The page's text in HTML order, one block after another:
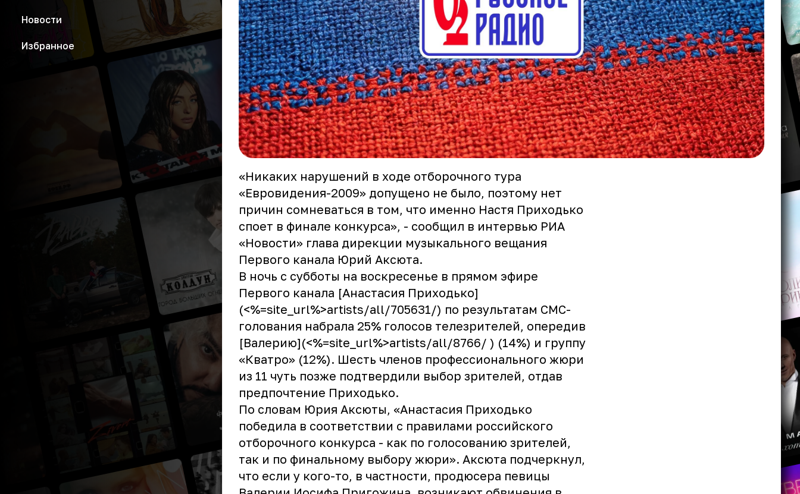
Новости
Избранное
«Никаких нарушений в ходе отборочного тура
«Евровидения-2009» допущено не было, поэтому нет
причин сомневаться в том, что именно Настя Приходько
споет в финале конкурса», - сообщил в интервью РИА
«Новости» глава дирекции музыкального вещания
Первого канала Юрий Аксюта.
В ночь с субботы на воскресенье в прямом эфире
Первого канала [Анастасия Приходько]
(<%=site_url%>artists/all/705631/) по результатам СМС-
голования набрала 25% голосов телезрителей, опередив
[Валерию](<%=site_url%>artists/all/8766/ ) (14%) и группу
«Кватро» (12%). Шесть членов профессионального жюри
из 11 чуть позже подтвердили выбор зрителей, отдав
предпочтение Приходько.
По словам Юрия Аксюты, «Анастасия Приходько
победила в соответствии с правилами российского
отборочного конкурса - как по голосованию зрителей,
так и по финальному выбору жюри». Аксюта подчеркнул,
что если у кого-то, в частности, продюсера певицы